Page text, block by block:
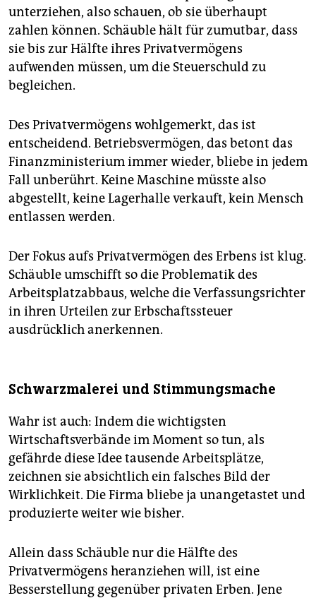
unterziehen, also schauen, ob sie überhaupt
zahlen können. Schäuble hält für zumutbar, dass
sie bis zur Hälfte ihres Privatvermögens
aufwenden müssen, um die Steuerschuld zu
begleichen.
Des Privatvermögens wohlgemerkt, das ist
entscheidend. Betriebsvermögen, das betont das
Finanzministerium immer wieder, bliebe in jedem
Fall unberührt. Keine Maschine müsste also
abgestellt, keine Lagerhalle verkauft, kein Mensch
entlassen werden.
Der Fokus aufs Privatvermögen des Erbens ist klug.
Schäuble umschifft so die Problematik des
Arbeitsplatzabbaus, welche die Verfassungsrichter
in ihren Urteilen zur Erbschaftssteuer
ausdrücklich anerkennen.
Schwarzmalerei und Stimmungsmache
Wahr ist auch: Indem die wichtigsten
Wirtschaftsverbände im Moment so tun, als
gefährde diese Idee tausende Arbeitsplätze,
zeichnen sie absichtlich ein falsches Bild der
Wirklichkeit. Die Firma bliebe ja unangetastet und
produzierte weiter wie bisher.
Allein dass Schäuble nur die Hälfte des
Privatvermögens heranziehen will, ist eine
Besserstellung gegenüber privaten Erben. Jene